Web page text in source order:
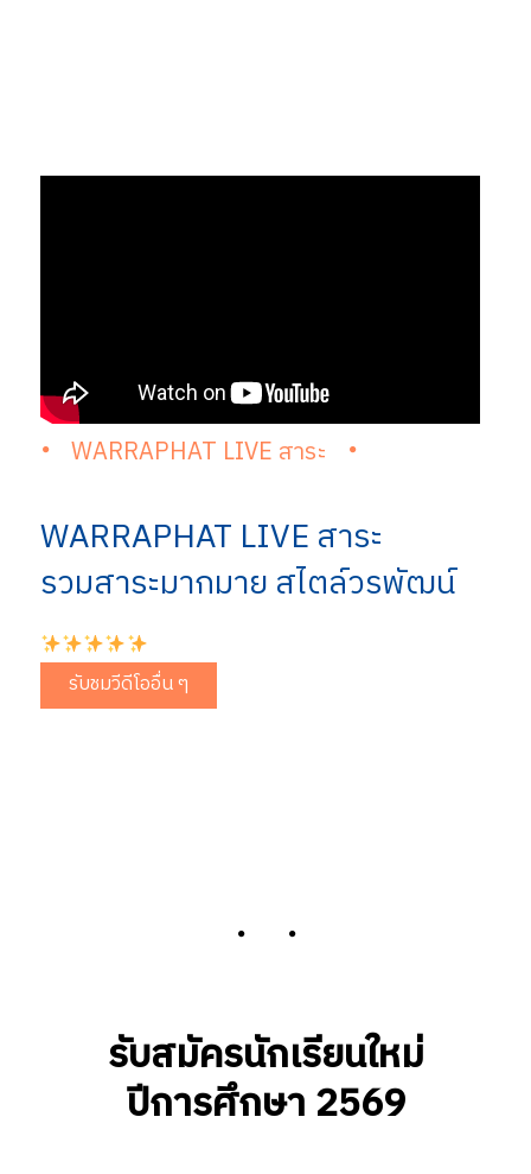
WARRAPHAT LIVE สาระ
WARRAPHAT LIVE สาระ
รวมสาระมากมาย สไตล์วรพัฒน์
รับชมวีดีโออื่น ๆ
รับสมัครนักเรียนใหม่
ปีการศึกษา 2569